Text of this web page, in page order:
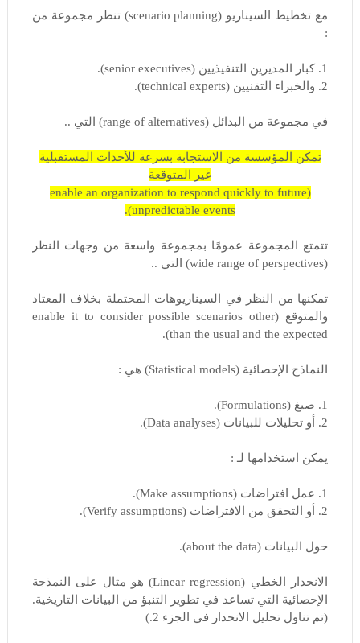
مع تخطيط السيناريو (scenario planning) تنظر مجموعة من
:
1. كبار المديرين التنفيذيين (senior executives).
2. والخبراء التقنيين (technical experts).
في مجموعة من البدائل (range of alternatives) التي ..
تمكن المؤسسة من الاستجابة بسرعة للأحداث المستقبلية
غير المتوقعة
(enable an organization to respond quickly to future
unpredictable events).
تتمتع المجموعة عمومًا بمجموعة واسعة من وجهات النظر
(wide range of perspectives) التي ..
تمكنها من النظر في السيناريوهات المحتملة بخلاف المعتاد
والمتوقع (enable it to consider possible scenarios other
than the usual and the expected).
النماذج الإحصائية (Statistical models) هي :
1. صيغ (Formulations).
2. أو تحليلات للبيانات (Data analyses).
يمكن استخدامها لـ :
1. عمل افتراضات (Make assumptions).
2. أو التحقق من الافتراضات (Verify assumptions).
حول البيانات (about the data).
الانحدار الخطي (Linear regression) هو مثال على النمذجة
الإحصائية التي تساعد في تطوير التنبؤ من البيانات التاريخية.
(تم تناول تحليل الانحدار في الجزء 2.)